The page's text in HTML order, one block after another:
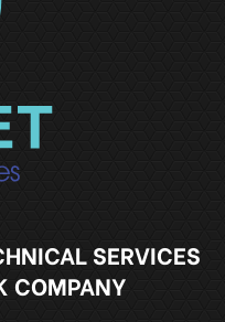
SERVICES
COMPANY